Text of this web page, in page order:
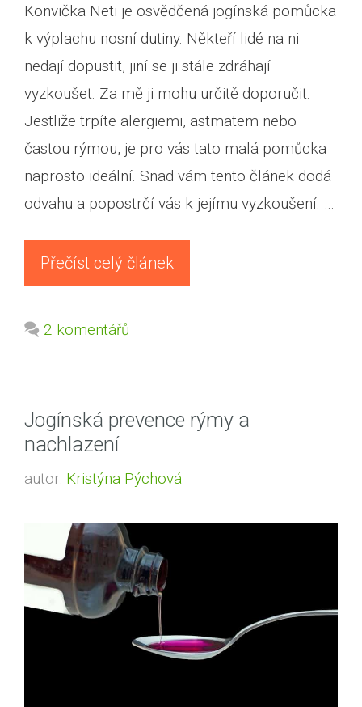
Konvička Neti je osvědčená jogínská pomůcka
k výplachu nosní dutiny. Někteří lidé na ni
nedají dopustit, jiní se ji stále zdráhají
vyzkoušet. Za mě ji mohu určitě doporučit.
Jestliže trpíte alergiemi, astmatem nebo
častou rýmou, je pro vás tato malá pomůcka
naprosto ideální. Snad vám tento článek dodá
odvahu a popostrčí vás k jejímu vyzkoušení. …
Přečíst celý článek
2 komentářů
Jogínská prevence rýmy a
nachlazení
autor: Kristýna Pýchová